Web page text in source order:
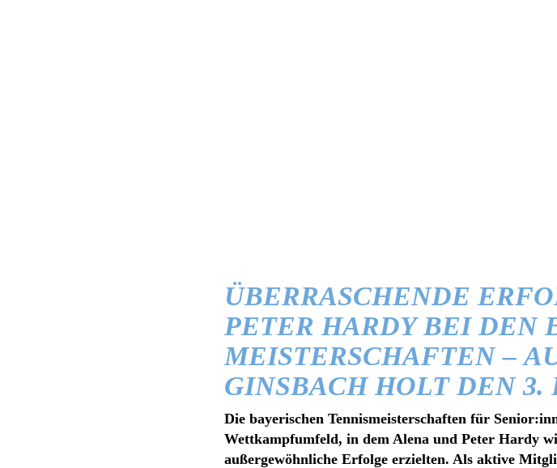
ÜBERRASCHENDE
PETER HARDY BEI DEN
MEISTERSCHAFTEN –
GINSBACH HOLT DEN 3.
Die bayerischen Tennismeisterschaften für
Wettkampfumfeld, in dem Alena und Peter Hardy
außergewöhnliche Erfolge erzielten. Als aktive